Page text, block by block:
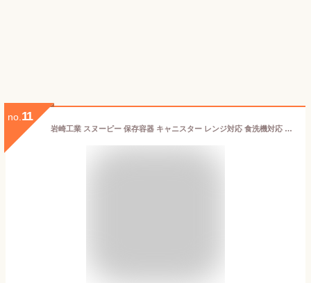
no. 11
岩崎工業 スヌーピー 保存容器 キャニスター レンジ対応 食洗機対応 アウトドア 500ml 日本製 B-2271 NC